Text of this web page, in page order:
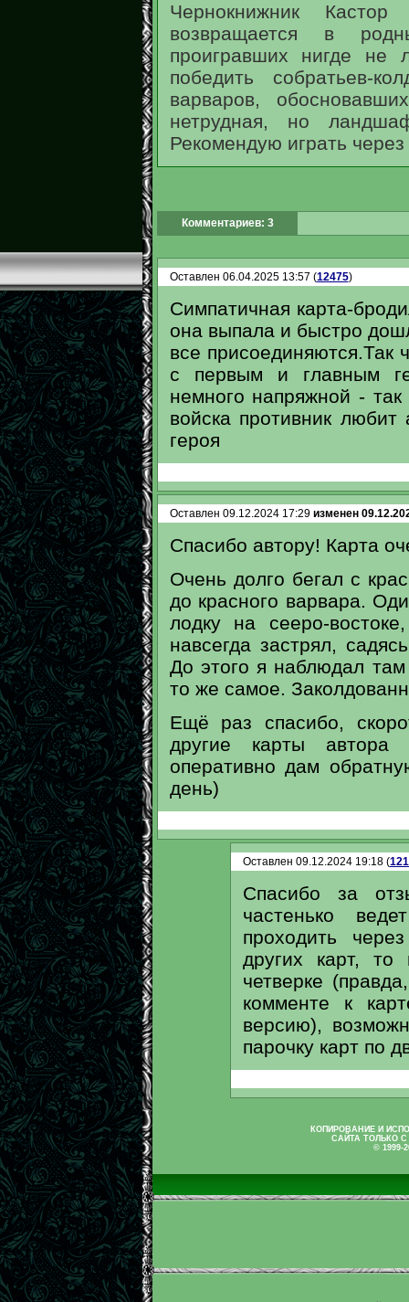
Чернокнижник
возвращается в
проигравших нигде не
победить собратьев-
варваров,
нетрудная, но
Рекомендую играть
Комментариев: 3
Оставлен 06.04.2025 13:57 (12475)
Симпатичная карта-
она выпала и быстро
все
с первым и главным
немного напряжной -
войска противник любит
героя
Оставлен 09.12.2024 17:29 изменен
Спасибо автору! Карта
Очень долго бегал с
до красного варвара.
лодку на сееро-
навсегда застрял,
До этого я наблюдал
то же самое.
Ещё раз спасибо,
другие карты
оперативно дам
день)
Оставлен 09.12.2024 19:18 (
Спасибо за
частенько
проходить
других карт,
четверке
комменте к
версию),
парочку карт по
КОПИРОВАНИЕ И
САЙТА ТОЛЬКО
© 1999-